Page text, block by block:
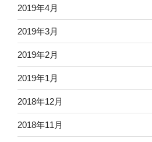
2019年4月
2019年3月
2019年2月
2019年1月
2018年12月
2018年11月